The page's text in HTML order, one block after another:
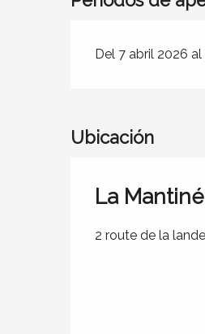
Del 7 abril 2026
Ubicación
La
2 route de la